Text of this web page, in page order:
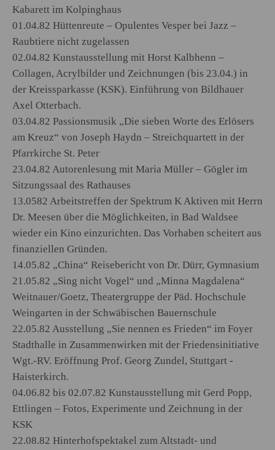
Kabarett im Kolpinghaus
01.04.82 Hüttenreute – Opulentes Vesper bei Jazz –
Raubtiere nicht zugelassen
02.04.82 Kunstausstellung mit Horst Kalbhenn –
Collagen, Acrylbilder und Zeichnungen (bis 23.04.) in
der Kreissparkasse (KSK). Einführung von Bildhauer
Axel Otterbach.
03.04.82 Passionsmusik „Die sieben Worte des Erlösers
am Kreuz“ von Joseph Haydn – Streichquartett in der
Pfarrkirche St. Peter
23.04.82 Autorenlesung mit Maria Müller – Gögler im
Sitzungssaal des Rathauses
13.0582 Arbeitstreffen der Spektrum K Aktiven mit Herrn
Dr. Meesen über die Möglichkeiten, in Bad Waldsee
wieder ein Kino einzurichten. Das Vorhaben scheitert aus
finanziellen Gründen.
14.05.82 „China“ Reisebericht von Dr. Dürr, Gymnasium
21.05.82 „Sing nicht Vogel“ und „Minna Magdalena“
Weitnauer/Goetz, Theatergruppe der Päd. Hochschule
Weingarten in der Schwäbischen Bauernschule
22.05.82 Ausstellung „Sie nennen es Frieden“ im Foyer
Stadthalle in Zusammenwirken mit der Friedensinitiative
Wgt.-RV. Eröffnung Prof. Georg Zundel, Stuttgart -
Haisterkirch.
04.06.82 bis 02.07.82 Kunstausstellung mit Gerd Popp,
Ettlingen – Fotos, Experimente und Zeichnung in der
KSK
22.08.82 Hinterhofspektakel zum Altstadt- und